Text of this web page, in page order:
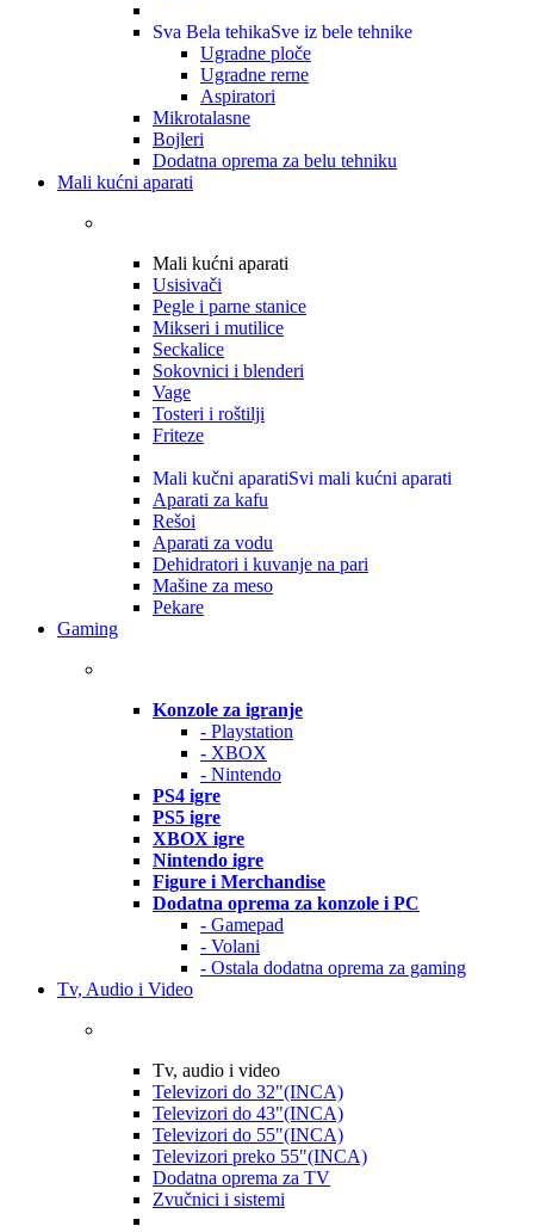
Sva Bela tehikaSve iz bele tehnike
Ugradne ploče
Ugradne rerne
Aspiratori
Mikrotalasne
Bojleri
Dodatna oprema za belu tehniku
Mali kućni aparati
Mali kućni aparati
Usisivači
Pegle i parne stanice
Mikseri i mutilice
Seckalice
Sokovnici i blenderi
Vage
Tosteri i roštilji
Friteze
Mali kučni aparatiSvi mali kućni aparati
Aparati za kafu
Rešoi
Aparati za vodu
Dehidratori i kuvanje na pari
Mašine za meso
Pekare
Gaming
Konzole za igranje
- Playstation
- XBOX
- Nintendo
PS4 igre
PS5 igre
XBOX igre
Nintendo igre
Figure i Merchandise
Dodatna oprema za konzole i PC
- Gamepad
- Volani
- Ostala dodatna oprema za gaming
Tv, Audio i Video
Tv, audio i video
Televizori do 32"(INCA)
Televizori do 43"(INCA)
Televizori do 55"(INCA)
Televizori preko 55"(INCA)
Dodatna oprema za TV
Zvučnici i sistemi